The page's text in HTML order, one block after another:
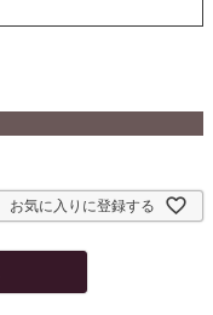
お気に入りに登録する